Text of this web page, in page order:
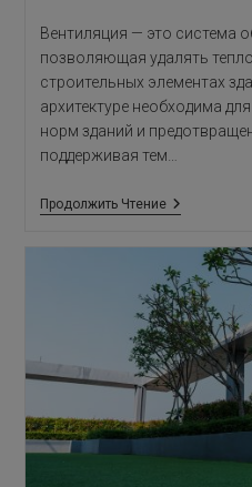
Вентиляция — это система
позволяющая удалять
строительных элементах
архитектуре необходима
норм зданий и
поддерживая тем…
Продолжить ЧтениеВентиляция